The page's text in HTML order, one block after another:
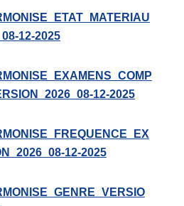
12-2025
12-2025
12-2025